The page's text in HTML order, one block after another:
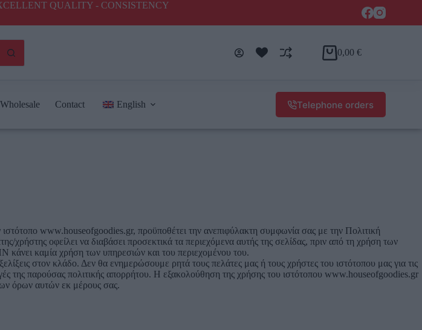
QUALITY - CONSISTENCY
0,00 €
Wholesale Contact English Telephone orders
www.houseofgoodies.gr, προϋποθέτει την ανεπιφύλακτη συμφωνία σας με την Πολιτική
οφείλει να διαβάσει προσεκτικά τα περιεχόμενα αυτής της σελίδας, πριν από τη χρήση των
κάνει καμία χρήση των υπηρεσιών και του περιεχομένου του.
στον κλάδο. Δεν θα ενημερώσουμε ρητά τους πελάτες μας ή τους χρήστες του ιστότοπου μας για τις
της παρούσας πολιτικής απορρήτου. Η εξακολούθηση της χρήσης του ιστότοπου www.houseofgoodies.gr
όρων αυτών εκ μέρους σας.